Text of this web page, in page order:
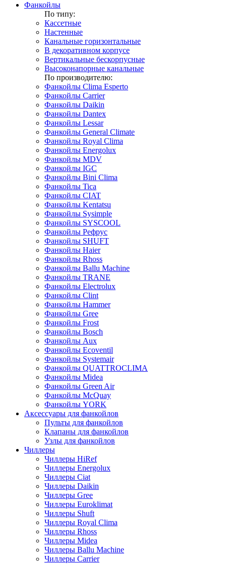
Фанкойлы
По типу:
Кассетные
Настенные
Канальные горизонтальные
В декоративном корпусе
Вертикальные бескорпусные
Высоконапорные канальные
По производителю:
Фанкойлы Clima Esperto
Фанкойлы Carrier
Фанкойлы Daikin
Фанкойлы Dantex
Фанкойлы Lessar
Фанкойлы General Climate
Фанкойлы Royal Clima
Фанкойлы Energolux
Фанкойлы MDV
Фанкойлы IGC
Фанкойлы Bini Clima
Фанкойлы Tica
Фанкойлы CIAT
Фанкойлы Kentatsu
Фанкойлы Sysimple
Фанкойлы SYSCOOL
Фанкойлы Рефрус
Фанкойлы SHUFT
Фанкойлы Haier
Фанкойлы Rhoss
Фанкойлы Ballu Machine
Фанкойлы TRANE
Фанкойлы Electrolux
Фанкойлы Clint
Фанкойлы Hammer
Фанкойлы Gree
Фанкойлы Frost
Фанкойлы Bosch
Фанкойлы Aux
Фанкойлы Ecoventil
Фанкойлы Systemair
Фанкойлы QUATTROCLIMA
Фанкойлы Midea
Фанкойлы Green Air
Фанкойлы McQuay
Фанкойлы YORK
Аксессуары для фанкойлов
Пульты для фанкойлов
Клапаны для фанкойлов
Узлы для фанкойлов
Чиллеры
Чиллеры HiRef
Чиллеры Energolux
Чиллеры Ciat
Чиллеры Daikin
Чиллеры Gree
Чиллеры Euroklimat
Чиллеры Shuft
Чиллеры Royal Clima
Чиллеры Rhoss
Чиллеры Midea
Чиллеры Ballu Machine
Чиллеры Carrier